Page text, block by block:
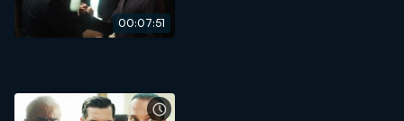
00:07:51